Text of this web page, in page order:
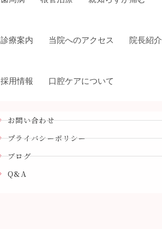
診療案内 当院へのアクセス 院長紹介
採用情報 口腔ケアについて
お問い合わせ
プライバシーポリシー
ブログ
Q&A